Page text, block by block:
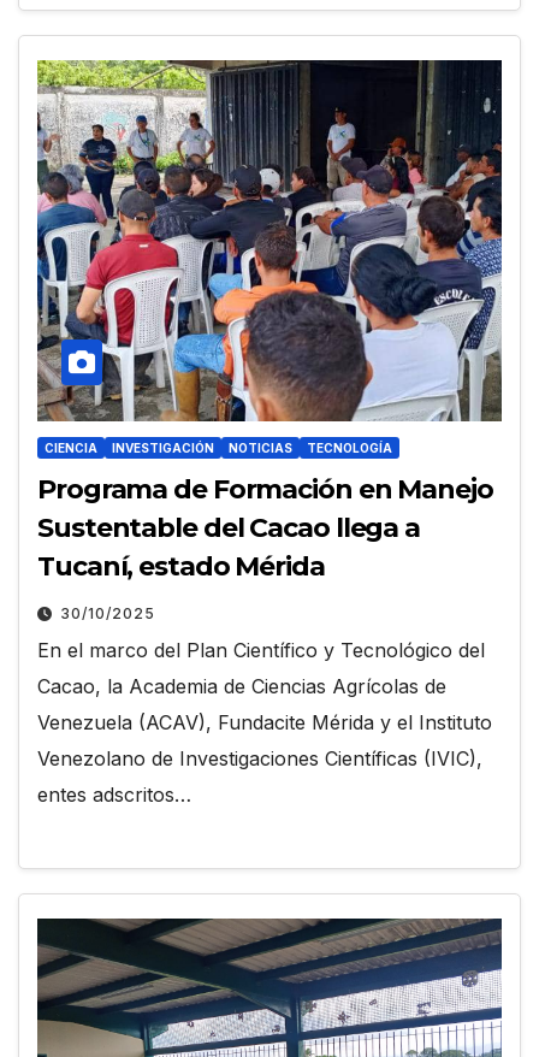
CIENCIA INVESTIGACIÓN NOTICIAS TECNOLOGÍA
Programa de Formación en Manejo
Sustentable del Cacao llega a
Tucaní, estado Mérida
30/10/2025
En el marco del Plan Científico y Tecnológico del
Cacao, la Academia de Ciencias Agrícolas de
Venezuela (ACAV), Fundacite Mérida y el Instituto
Venezolano de Investigaciones Científicas (IVIC),
entes adscritos…